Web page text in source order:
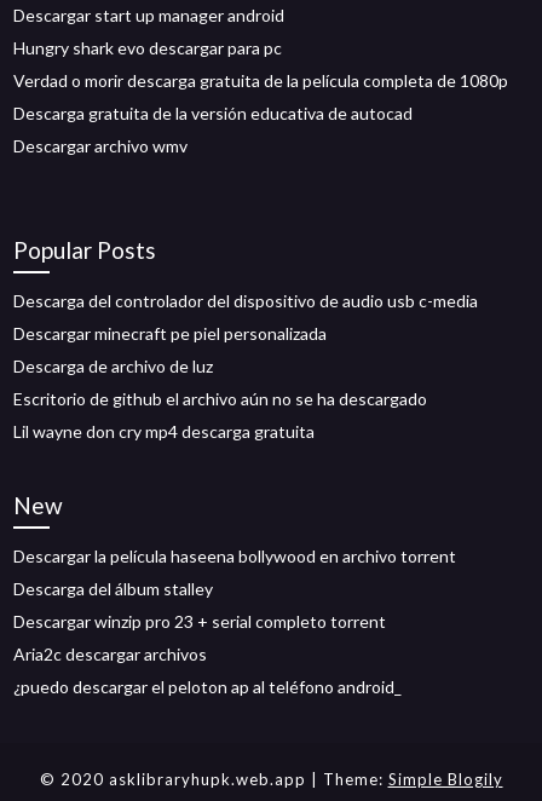
Descargar start up manager android
Hungry shark evo descargar para pc
Verdad o morir descarga gratuita de la película completa de 1080p
Descarga gratuita de la versión educativa de autocad
Descargar archivo wmv
Popular Posts
Descarga del controlador del dispositivo de audio usb c-media
Descargar minecraft pe piel personalizada
Descarga de archivo de luz
Escritorio de github el archivo aún no se ha descargado
Lil wayne don cry mp4 descarga gratuita
New
Descargar la película haseena bollywood en archivo torrent
Descarga del álbum stalley
Descargar winzip pro 23 + serial completo torrent
Aria2c descargar archivos
¿puedo descargar el peloton ap al teléfono android_
© 2020 asklibraryhupk.web.app | Theme: Simple Blogily